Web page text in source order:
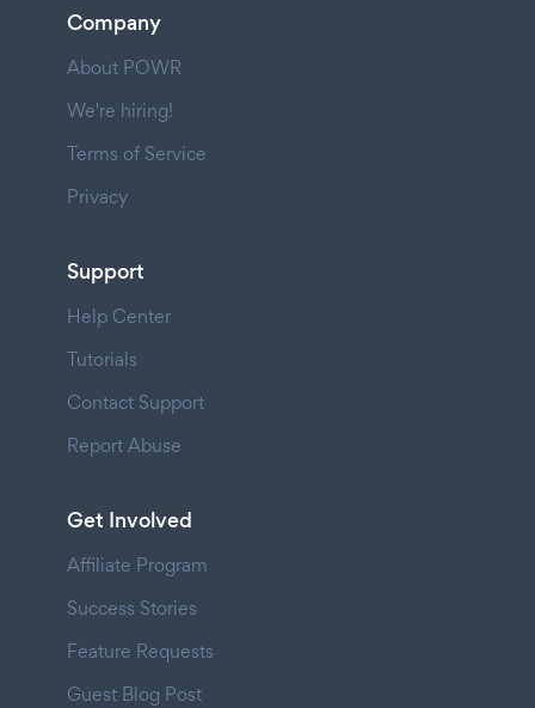
Company
About POWR
We're hiring!
Terms of Service
Privacy
Support
Help Center
Tutorials
Contact Support
Report Abuse
Get Involved
Affiliate Program
Success Stories
Feature Requests
Guest Blog Post